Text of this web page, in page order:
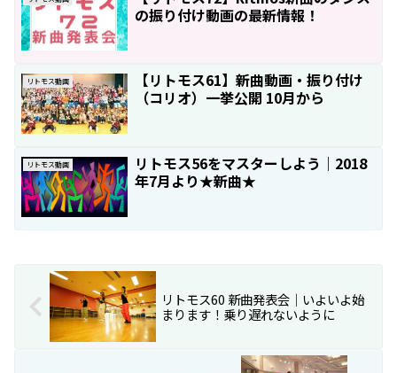
の振り付け動画の最新情報！
リトモス動画
【リトモス61】新曲動画・振り付け
（コリオ）一挙公開 10月から
リトモス動画
リトモス56をマスターしよう｜2018
年7月より★新曲★
リトモス60 新曲発表会｜いよいよ始
まります！乗り遅れないように